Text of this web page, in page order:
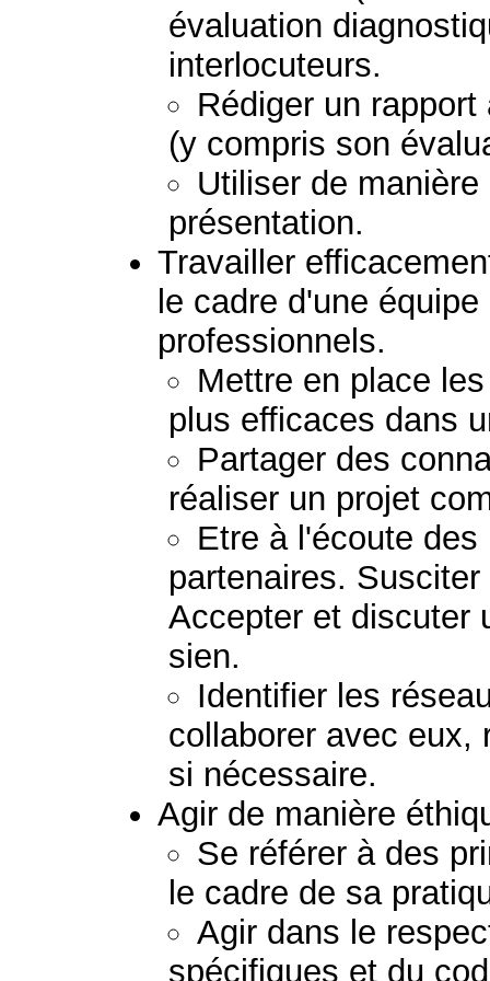
évaluation
interlocuteurs.
Rédiger un
(y compris son
Utiliser de
présentation.
Travailler
le cadre d'une
professionnels.
Mettre en place
plus efficaces dans
Partager des
réaliser un projet
Etre à l'écoute
partenaires.
Accepter et discuter
sien.
Identifier les
collaborer avec eux,
si nécessaire.
Agir de manière
Se référer à des
le cadre de sa
Agir dans le
spécifiques et du